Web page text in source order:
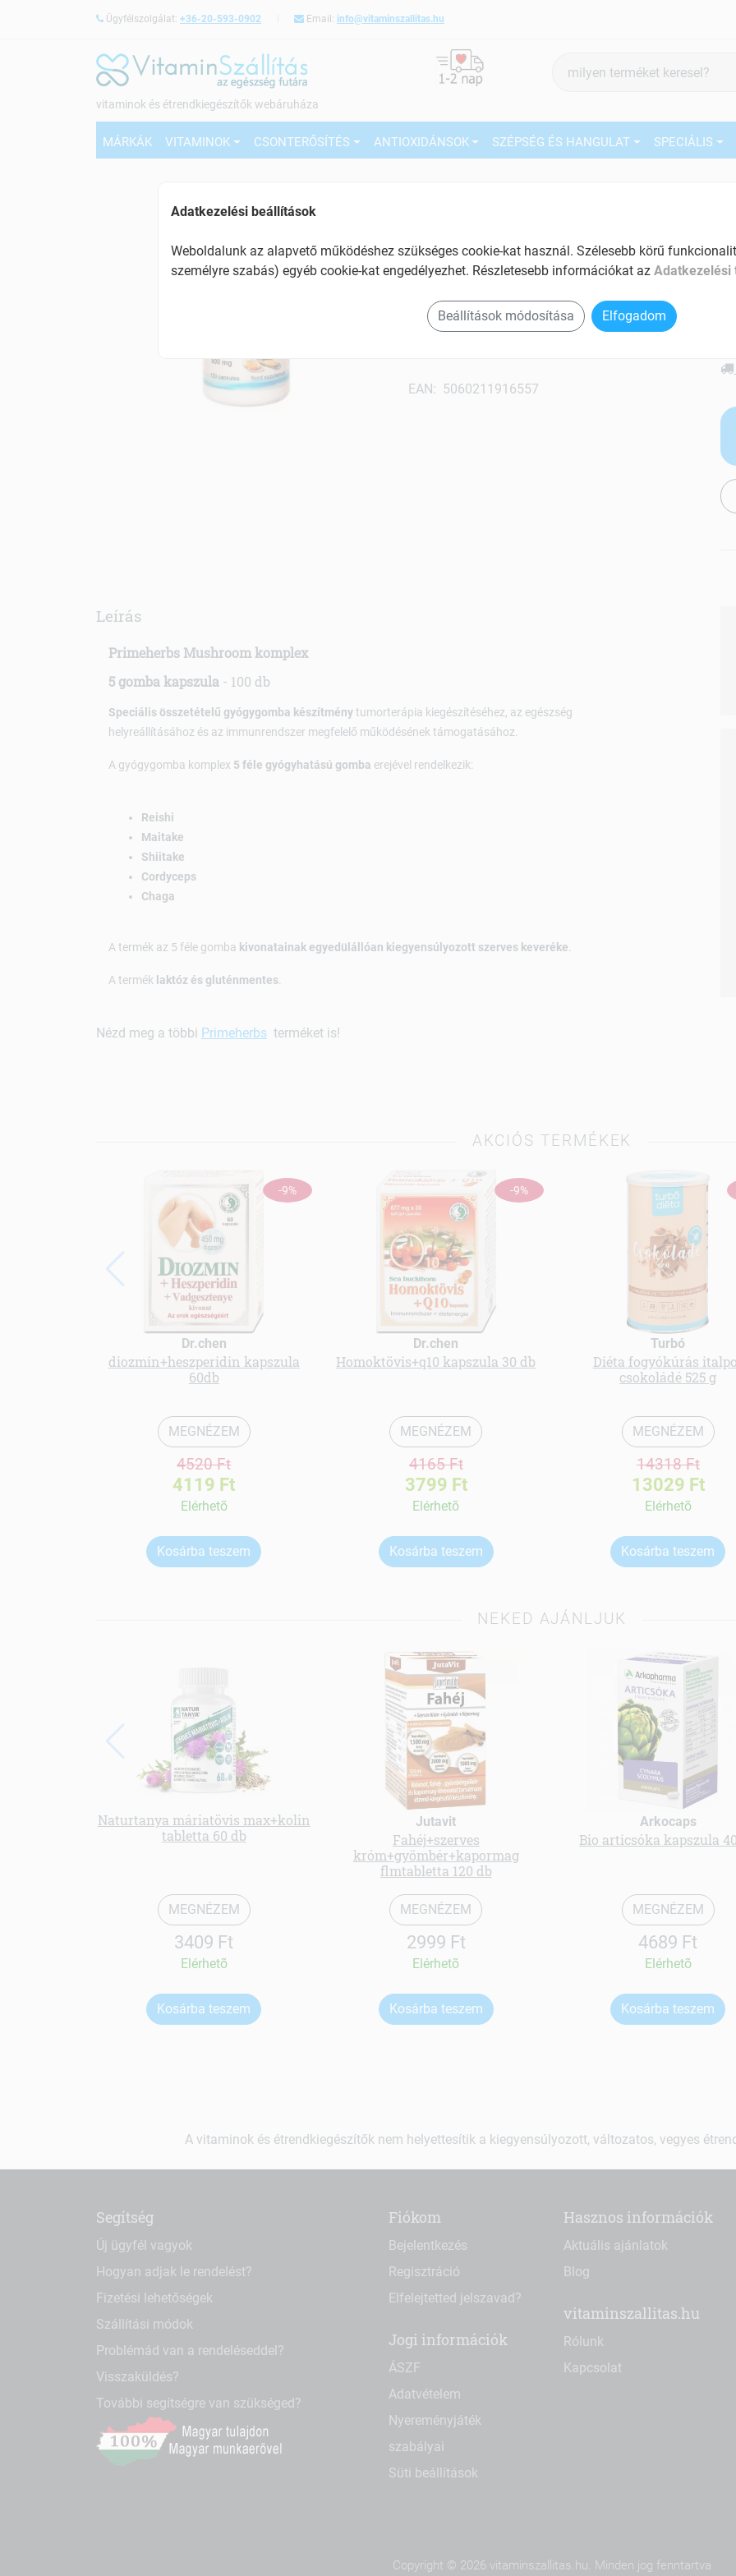
Ügyfélszolgálat: +36-20-593-0902 Email: info@vitaminszallitas.hu
vitaminok és étrendkiegészítők webáruháza
keresés
MÁRKÁK VITAMINOK CSONTERŐSÍTÉS ANTIOXIDÁNSOK SZÉPSÉG ÉS HANGULAT SPECIÁLIS
Tumorterápia kiegészítéséhez
Tartalom: 100 db
Immunrendszer erősítő
EAN: 5060211916557
Leírás
Primeherbs Mushroom komplex
5 gomba kapszula - 100 db
Speciális összetételű gyógygomba készítménytumorterápia kiegészítéséhez, az egészség
helyreállításához és az immunrendszer megfelelő működésének támogatásához.
A gyógygomba komplex 5 féle gyógyhatású gomba erejével rendelkezik:
Reishi
Maitake
Shiitake
Cordyceps
Chaga
A termék az 5 féle gomba kivonatainak egyedülállóan kiegyensúlyozott szerves keveréke
A termék laktóz és gluténmentes
Nézd meg a többi Primeherbs terméket is!
AKCIÓS TERMÉKEK
-9%
Dr.chen
diozmin+heszperidin kapszula
60db
MEGNÉZEM
4520 Ft
4119 Ft
Elérhetõ
Kosárba teszem
-9%
Dr.chen
Homoktövis+q10 kapszula 30 db
MEGNÉZEM
4165 Ft
3799 Ft
Elérhetõ
Kosárba teszem
Turbó
Diéta fogyókúrás
csokoládé 525 g
MEGNÉZEM
14318 Ft
13029 Ft
Elérhetõ
Kosárba teszem
NEKED AJÁNLJUK
Naturtanya máriatövis max+kolin
tabletta 60 db
MEGNÉZEM
3409 Ft
Elérhetõ
Kosárba teszem
Jutavit
Fahéj+szerves
króm+gyömbér+kapormag
flmtabletta 120 db
MEGNÉZEM
2999 Ft
Elérhetõ
Kosárba teszem
Arkocaps
Bio articsóka kapszula
MEGNÉZEM
4689 Ft
Elérhetõ
Kosárba teszem
A vitaminok és étrendkiegészítők nem helyettesítik a kiegyensúlyozott, változatos, vegyes
Segítség
Új ügyfél vagyok
Hogyan adjak le rendelést?
Fizetési lehetőségek
Szállítási módok
Problémád van a rendeléseddel?
Visszaküldés?
További segítségre van szükséged?
Fiókom
Bejelentkezés
Regisztráció
Elfelejtetted jelszavad?
Jogi információk
ÁSZF
Adatvételem
Nyereményjáték
szabályai
Süti beállítások
Hasznos információk
Aktuális ajánlatok
Blog
vitaminszallitas.hu
Rólunk
Kapcsolat
Copyright © 2026 vitaminszallitas.hu. Minden jog fenntartva
Adatkezelési beállítások
Weboldalunk az alapvető működéshez szükséges cookie-kat használ. Szélesebb körű
személyre szabás) egyéb cookie-kat engedélyezhet. Részletesebb információkat az Adatkezelési
Beállítások módosítása Elfogadom